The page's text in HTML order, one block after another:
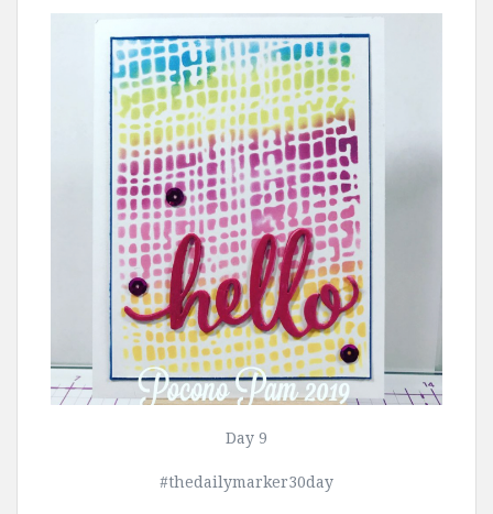
Day 9
#thedailymarker30day